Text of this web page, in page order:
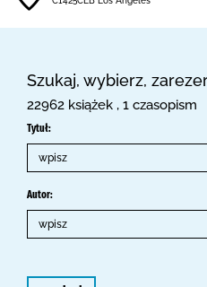
Szukaj, wybierz,
22962 książek , 1 czasopism
Tytuł:
Autor: